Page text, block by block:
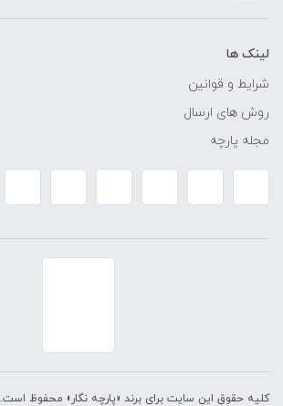
لینک ها
شرایط و قوانین
روش های ارسال
مجله پارچه
کلیه حقوق این سایت برای برند «پارچه نگار» محفوظ است.